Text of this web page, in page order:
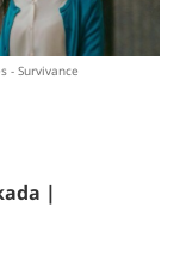
- Survivance
|